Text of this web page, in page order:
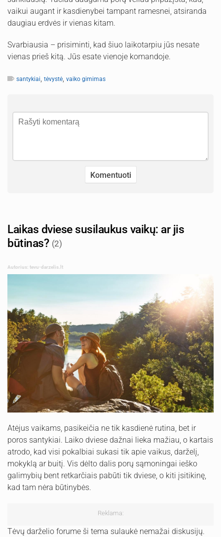
vaikui augant ir kasdienybei tampant ramesnei, atsiranda
daugiau erdvės ir vienas kitam.
Svarbiausia – prisiminti, kad šiuo laikotarpiu jūs nesate
vienas prieš kitą. Jūs esate vienoje komandoje.
santykiai, tėvystė, vaiko gimimas
Laikas dviese susilaukus vaikų: ar jis
būtinas? (2)
Autorius: tevu-darzelis.lt
Atėjus vaikams, pasikeičia ne tik kasdienė rutina, bet ir
poros santykiai. Laiko dviese dažnai lieka mažiau, o kartais
atrodo, kad visi pokalbiai sukasi tik apie vaikus, darželį,
mokyklą ar buitį. Vis dėlto dalis porų sąmoningai ieško
galimybių bent retkarčiais pabūti tik dviese, o kiti įsitikinę,
kad tam nėra būtinybės.
Reklama:
Tėvų darželio forume ši tema sulaukė nemažai diskusijų.